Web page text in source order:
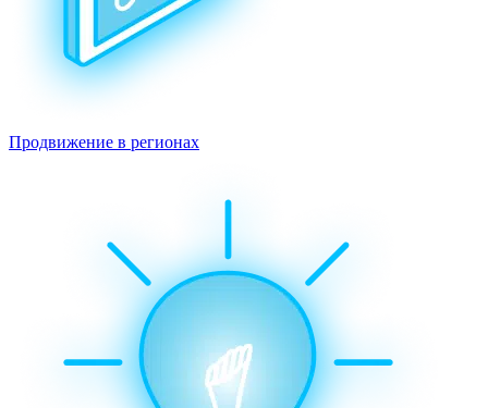
Продвижение в регионах